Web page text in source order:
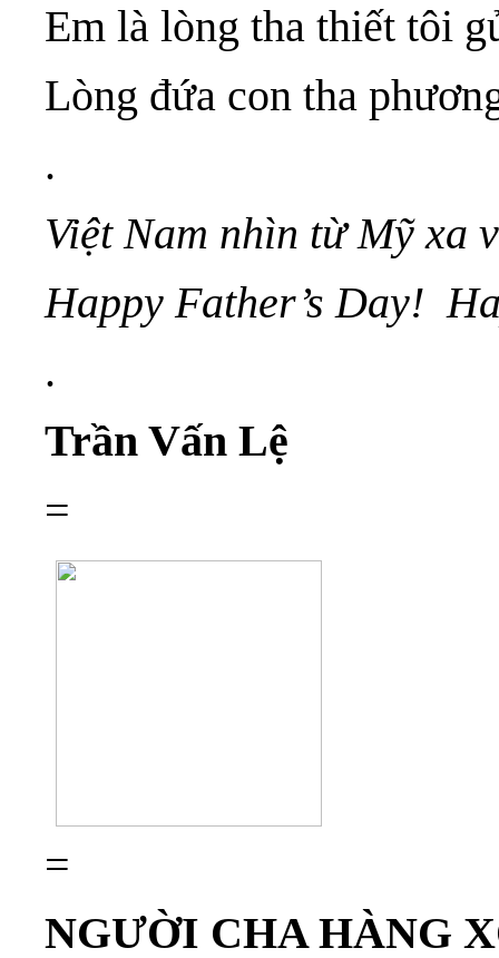
Em là lòng tha thiết tôi
Lòng đứa con tha
.
Việt Nam nhìn từ Mỹ xa
Happy Father’s Day!
.
Trần Vấn Lệ
=
=
NGƯỜI CHA